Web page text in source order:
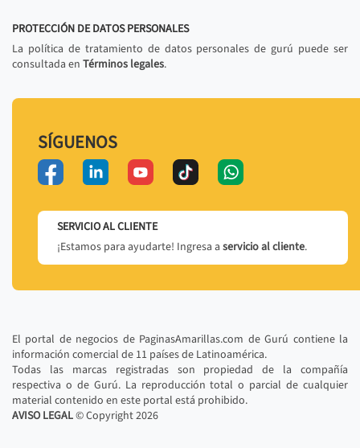
PROTECCIÓN DE DATOS PERSONALES
La política de tratamiento de datos personales de gurú puede ser
consultada en Términos legales.
SÍGUENOS
SERVICIO AL CLIENTE
¡Estamos para ayudarte! Ingresa a servicio al cliente.
El portal de negocios de PaginasAmarillas.com de Gurú contiene la
información comercial de 11 países de Latinoamérica.
Todas las marcas registradas son propiedad de la compañía
respectiva o de Gurú. La reproducción total o parcial de cualquier
material contenido en este portal está prohibido.
AVISO LEGAL© Copyright2026